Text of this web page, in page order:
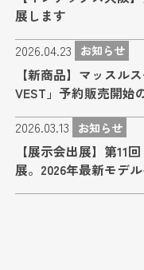
展します
2026.04.23 お知らせ
【新商品】マッスル
VEST」予約販売開始
2026.03.13 お知らせ
【展示会出展】第11
展。2026年最新モデ